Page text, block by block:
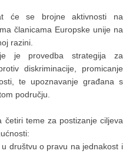
će se brojne aktivnosti na
članicama Europske unije na
razini.
je provedba strategija za
diskriminacije, promicanje
te upoznavanje građana s
području.
četiri teme za postizanje ciljeva
društvu o pravu na jednakost i